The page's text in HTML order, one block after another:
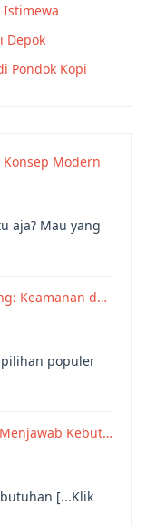
Istimewa
Depok
Pondok Kopi
Modern
aja? Mau yang
Keamanan d…
populer
Kebut…
[...Klik